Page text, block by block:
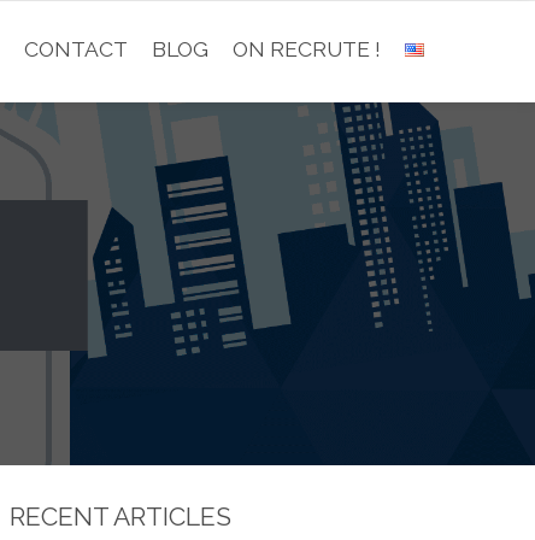
CONTACT BLOG ON RECRUTE !
RECENT ARTICLES